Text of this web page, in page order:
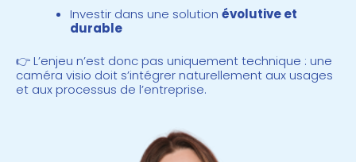
Investir dans une solution évolutive et
durable
👉 L’enjeu n’est donc pas uniquement technique : une
caméra visio doit s’intégrer naturellement aux usages
et aux processus de l’entreprise.